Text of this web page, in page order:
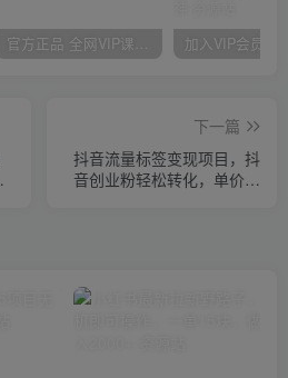
官方正品 全网VIP课程 无损下载~
下一篇
抖音流量标签变现项目，抖
音创业粉轻松转化，单价高